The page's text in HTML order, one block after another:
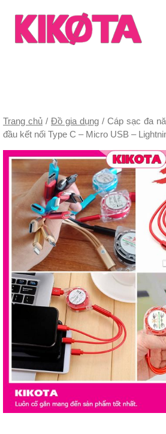
content
Trang chủ / Đồ gia dụng / Cáp sạc đa
đầu kết nối Type C – Micro USB –